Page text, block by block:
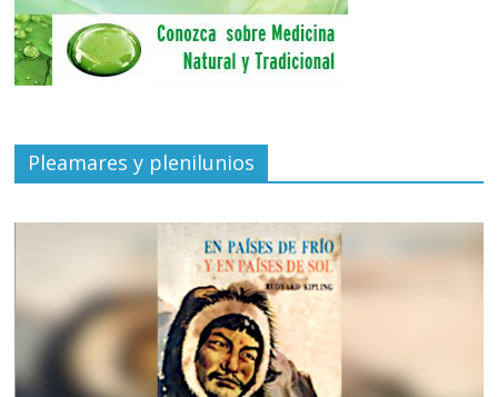
Pleamares y plenilunios